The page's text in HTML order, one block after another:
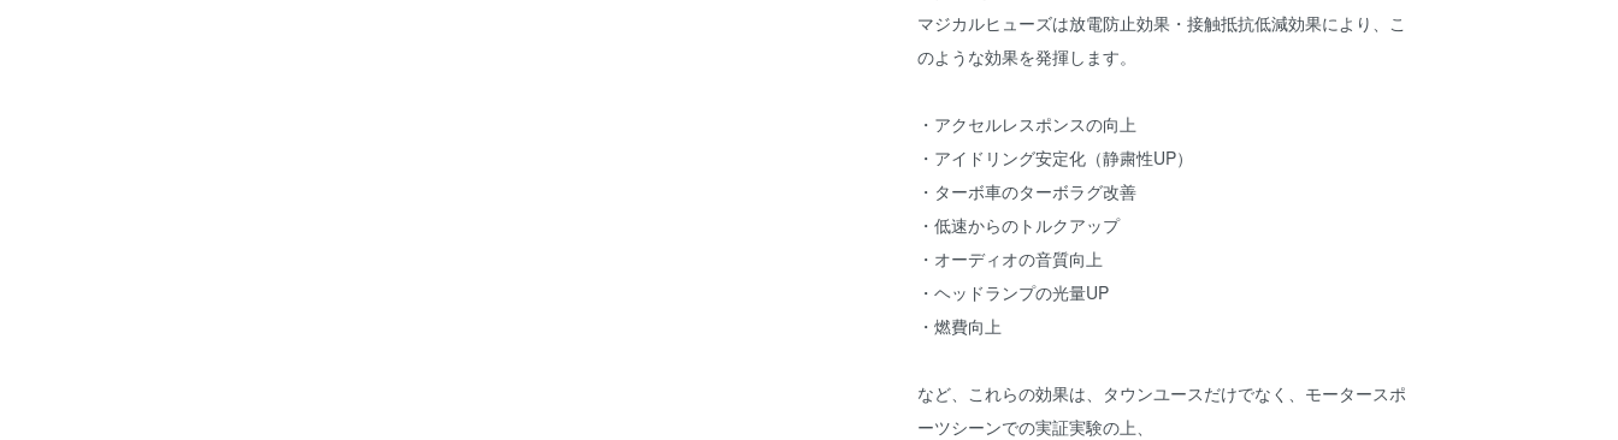
マジカルヒューズは放電防止効果・接触抵抗低減効果により、こ
のような効果を発揮します。
・アクセルレスポンスの向上
・アイドリング安定化（静粛性UP）
・ターボ車のターボラグ改善
・低速からのトルクアップ
・オーディオの音質向上
・ヘッドランプの光量UP
・燃費向上
など、これらの効果は、タウンユースだけでなく、モータースポ
ーツシーンでの実証実験の上、